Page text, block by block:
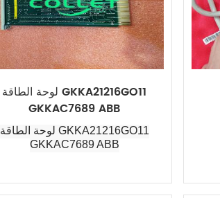
لوحة الطاقة GKKA21216GO11
GKKAC7689 ABB
لوحة الطاقة GKKA21216GO11
GKKAC7689 ABB